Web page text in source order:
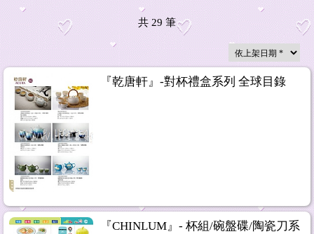
共 29 筆
『乾唐軒』-對杯禮盒系列 全球目錄
『CHINLUM』- 杯組/碗盤碟/陶瓷刀系